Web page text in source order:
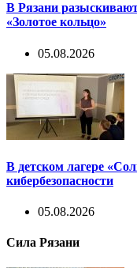
В Рязани
«Золотое кольцо»
05.08.2026
В детском лагере
кибербезопасности
05.08.2026
Сила Рязани